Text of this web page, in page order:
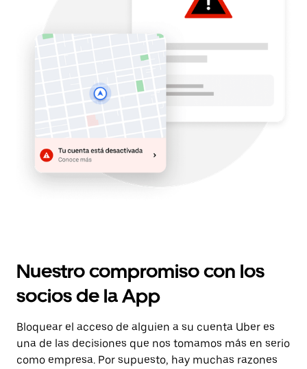
Nuestro compromiso con los
socios de la App
Bloquear el acceso de alguien a su cuenta Uber es
una de las decisiones que nos tomamos más en serio
como empresa. Por supuesto, hay muchas razones